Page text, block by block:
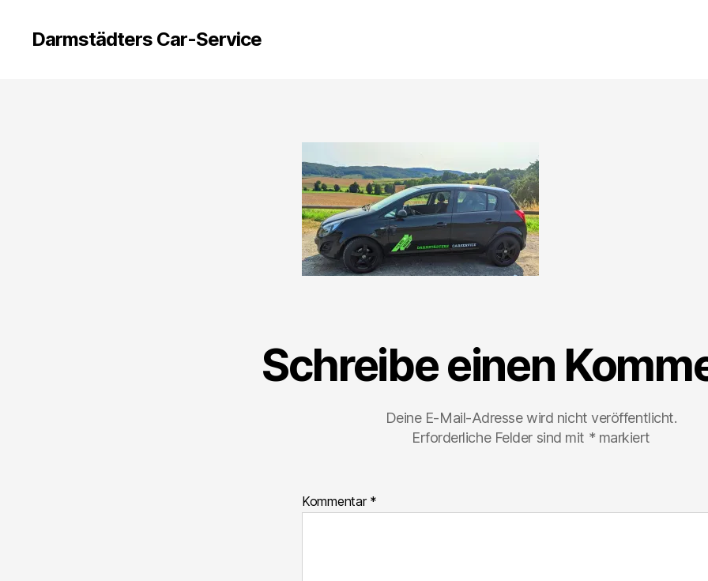
Darmstädters Car-Service
Schreibe einen
Deine E-Mail-Adresse wird nicht veröffentlicht.
Erforderliche Felder sind mit * markiert
Kommentar *